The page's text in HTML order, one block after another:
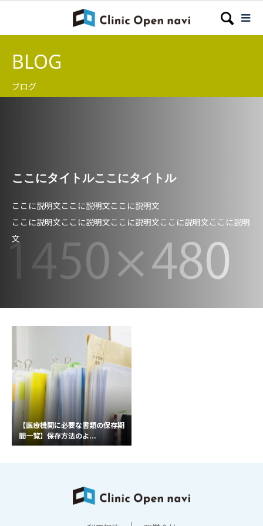
BLOG
ブログ
ここにタイトルここにタイトル
ここに説明文ここに説明文ここに説明文
ここに説明文ここに説明文ここに説明文ここに説明文ここに説明
文
【医療機関に必要な書類の保存期
間一覧】保存方法のよ...